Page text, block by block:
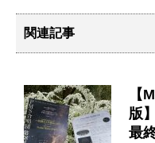
関連記事
【
版
最